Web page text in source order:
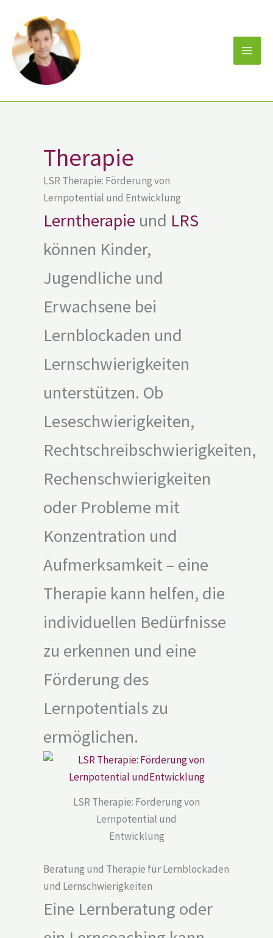
Inhalt
springen
Therapie
LSR Therapie: Förderung von
Lernpotential und Entwicklung
Lerntherapie und LRS
können Kinder,
Jugendliche und
Erwachsene bei
Lernblockaden und
Lernschwierigkeiten
unterstützen. Ob
Leseschwierigkeiten,
Rechtschreibschwierigkeiten,
Rechenschwierigkeiten
oder Probleme mit
Konzentration und
Aufmerksamkeit – eine
Therapie kann helfen, die
individuellen Bedürfnisse
zu erkennen und eine
Förderung des
Lernpotentials zu
ermöglichen.
LSR Therapie: Förderung von
Lernpotential und
Entwicklung
Beratung und Therapie für Lernblockaden
und Lernschwierigkeiten
Eine Lernberatung oder